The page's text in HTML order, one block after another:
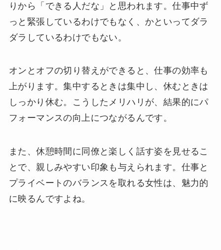
りから「できる人だな」と思われます。仕事中ず
っと緊張しているわけでもなく、かといってダラ
ダラしているわけでもない。
オンとオフの切り替えができると、仕事の効率も
上がります。集中するときは集中し、休むときは
しっかり休む。こうしたメリハリが、結果的にパ
フォーマンスの向上につながるんです。
また、休憩時間に同僚と楽しく話す姿を見せるこ
とで、親しみやすい印象も与えられます。仕事と
プライベートのバランスを取れる女性は、魅力的
に映るんですよね。